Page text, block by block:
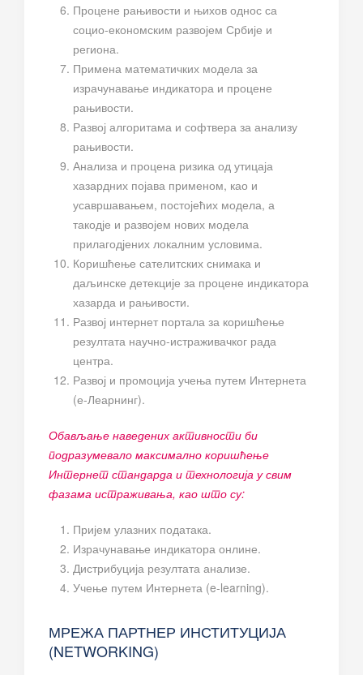
Процене рањивости и њихов однос са
социо-економским развојем Србије и
региона.
Примена математичких модела за
израчунавање индикатора и процене
рањивости.
Развој алгоритама и софтвера за анализу
рањивости.
Анализа и процена ризика од утицаја
хазардних појава применом, као и
усавршавањем, постојећих модела, а
такодје и развојем нових модела
прилагодјених локалним условима.
Коришћење сателитских снимака и
даљинске детекције за процене индикатора
хазарда и рањивости.
Развој интернет портала за коришћење
резултата научно-истраживачког рада
центра.
Развој и промоција учења путем Интернета
(е-Леарнинг).
Обављање наведених активности би
подразумевало максимално коришћење
Интернет стандарда и технологија у свим
фазама истраживања, као што су:
Пријем улазних података.
Израчунавање индикатора онлине.
Дистрибуција резултата анализе.
Учење путем Интернета (e-learning).
МРЕЖА ПАРТНЕР ИНСТИТУЦИЈА
(NETWORKING)